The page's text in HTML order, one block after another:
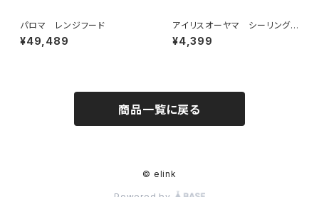
パロマ レンジフード
¥49,489
アイリスオーヤマ シーリングラ
イト 8畳
¥4,399
商品一覧に戻る
© elink